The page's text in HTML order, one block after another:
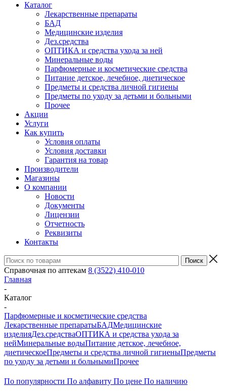
Каталог
Лекарственные препараты
БАД
Медицинские изделия
Дез.средства
ОПТИКА и средства ухода за ней
Минеральные воды
Парфюмерные и косметические средства
Питание детское, лечебное, диетическое
Предметы и средства личной гигиены
Предметы по уходу за детьми и больными
Прочее
Акции
Услуги
Как купить
Условия оплаты
Условия доставки
Гарантия на товар
Производители
Магазины
О компании
Новости
Документы
Лицензии
Отчетность
Реквизиты
Контакты
Справочная по аптекам 8 (3522) 410-010
Главная
-
Каталог
-
Парфюмерные и косметические средства
Лекарственные препаратыБАДМедицинские
изделияДез.средстваОПТИКА и средства ухода за
нейМинеральные водыПитание детское, лечебное,
диетическоеПредметы и средства личной гигиеныПредметы
по уходу за детьми и больнымиПрочее
По популярности По алфавиту По цене По наличию